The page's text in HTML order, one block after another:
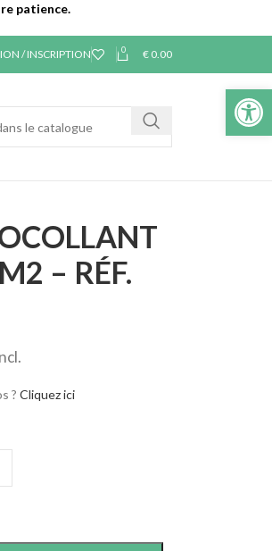
Ouvrir
/ INSCRIPTION 0 € 0.00
– RÉF.
? Cliquez ici
patience.